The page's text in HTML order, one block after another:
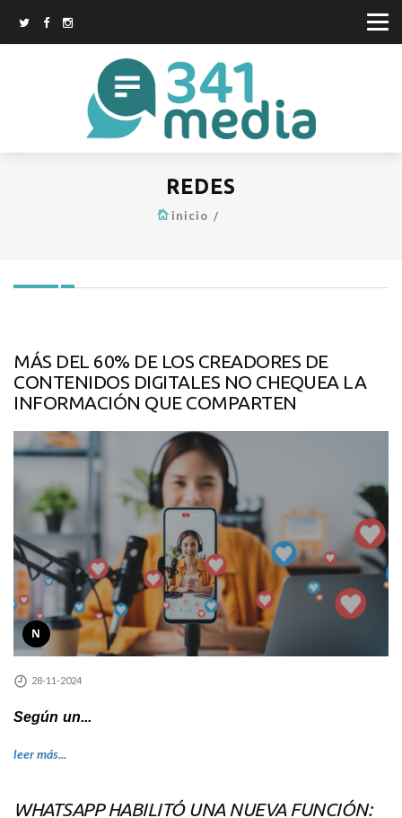
REDES
inicio
MÁS DEL 60% DE LOS CREADORES DE
CONTENIDOS DIGITALES NO CHEQUEA LA
INFORMACIÓN QUE COMPARTEN
N
28-11-2024
Según un...
leer más...
WHATSAPP HABILITÓ UNA NUEVA FUNCIÓN: